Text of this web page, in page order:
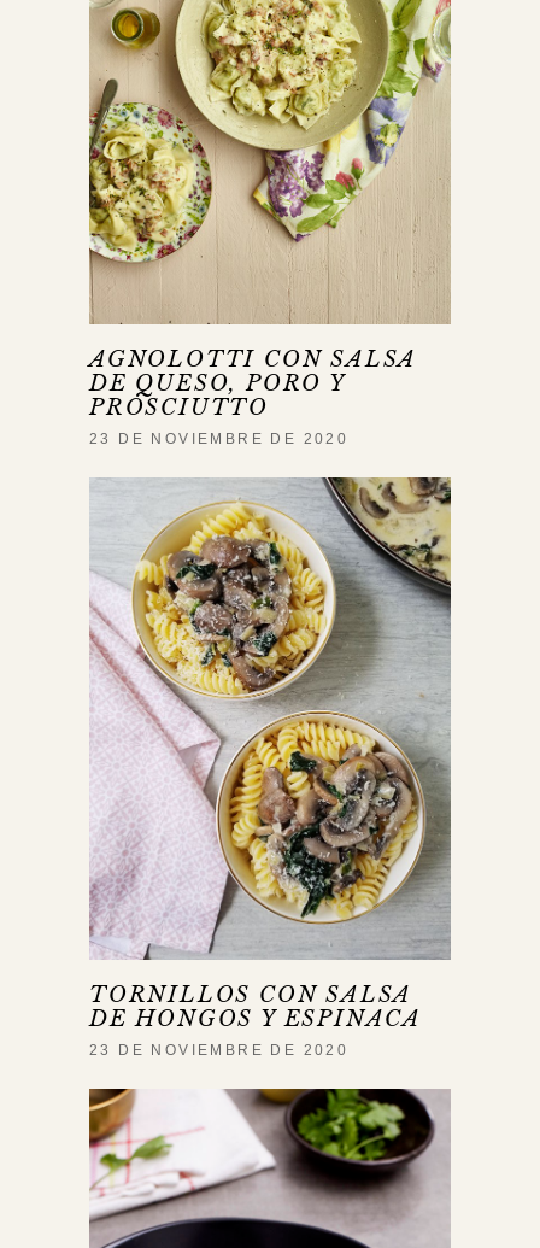
AGNOLOTTI CON SALSA
DE QUESO, PORO Y
PROSCIUTTO
23 DE NOVIEMBRE DE 2020
TORNILLOS CON SALSA
DE HONGOS Y ESPINACA
23 DE NOVIEMBRE DE 2020